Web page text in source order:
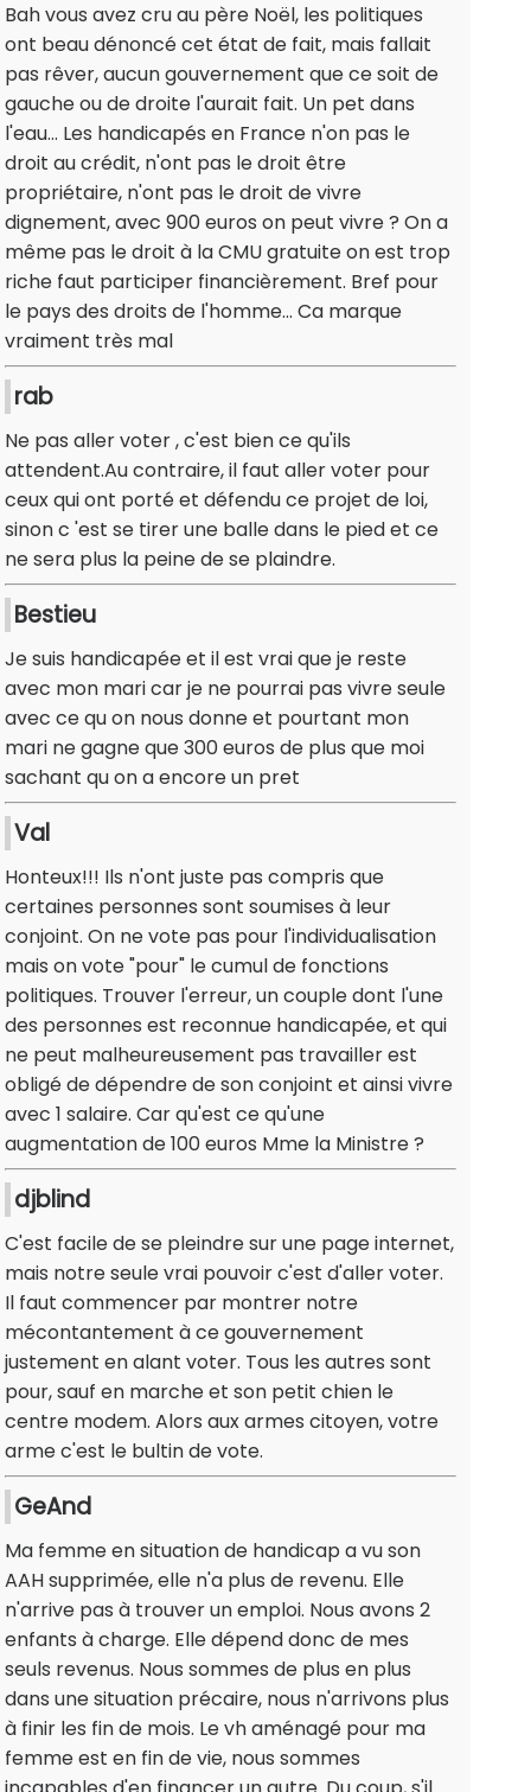
Bah vous avez cru au père Noël, les politiques
ont beau dénoncé cet état de fait, mais fallait
pas rêver, aucun gouvernement que ce soit de
gauche ou de droite l'aurait fait. Un pet dans
l'eau... Les handicapés en France n'on pas le
droit au crédit, n'ont pas le droit être
propriétaire, n'ont pas le droit de vivre
dignement, avec 900 euros on peut vivre ? On a
même pas le droit à la CMU gratuite on est trop
riche faut participer financièrement. Bref pour
le pays des droits de l'homme... Ca marque
vraiment très mal
rab
Ne pas aller voter , c'est bien ce qu'ils
attendent.Au contraire, il faut aller voter pour
ceux qui ont porté et défendu ce projet de loi,
sinon c 'est se tirer une balle dans le pied et ce
ne sera plus la peine de se plaindre.
Bestieu
Je suis handicapée et il est vrai que je reste
avec mon mari car je ne pourrai pas vivre seule
avec ce qu on nous donne et pourtant mon
mari ne gagne que 300 euros de plus que moi
sachant qu on a encore un pret
Val
Honteux!!! Ils n'ont juste pas compris que
certaines personnes sont soumises à leur
conjoint. On ne vote pas pour l'individualisation
mais on vote "pour" le cumul de fonctions
politiques. Trouver l'erreur, un couple dont l'une
des personnes est reconnue handicapée, et qui
ne peut malheureusement pas travailler est
obligé de dépendre de son conjoint et ainsi vivre
avec 1 salaire. Car qu'est ce qu'une
augmentation de 100 euros Mme la Ministre ?
djblind
C'est facile de se pleindre sur une page internet,
mais notre seule vrai pouvoir c'est d'aller voter.
Il faut commencer par montrer notre
mécontantement à ce gouvernement
justement en alant voter. Tous les autres sont
pour, sauf en marche et son petit chien le
centre modem. Alors aux armes citoyen, votre
arme c'est le bultin de vote.
GeAnd
Ma femme en situation de handicap a vu son
AAH supprimée, elle n'a plus de revenu. Elle
n'arrive pas à trouver un emploi. Nous avons 2
enfants à charge. Elle dépend donc de mes
seuls revenus. Nous sommes de plus en plus
dans une situation précaire, nous n'arrivons plus
à finir les fin de mois. Le vh aménagé pour ma
femme est en fin de vie, nous sommes